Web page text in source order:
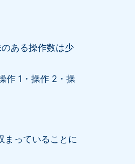
ある操作数は少
作 1・操作 2・操
まっていることに